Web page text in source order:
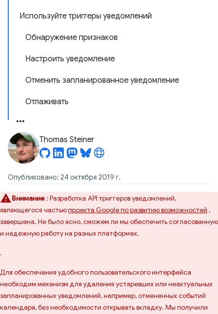
Используйте триггеры уведомлений
Обнаружение признаков
Настроить уведомление
Отменить запланированное уведомление
Отлаживать
Thomas Steiner
Опубликовано: 24 октября 2019 г.
Внимание : Разработка API триггеров уведомлений,
являющегося частьюпроекта Google по развитию возможностей ,
завершена. Не было ясно, сможем ли мы обеспечить согласованную
и надежную работу на разных платформах.
.
Для обеспечения удобного пользовательского интерфейса
необходим механизм для удаления устаревших или неактуальных
запланированных уведомлений, например, отмененных событий
календаря, без необходимости открывать вкладку. Мы получили